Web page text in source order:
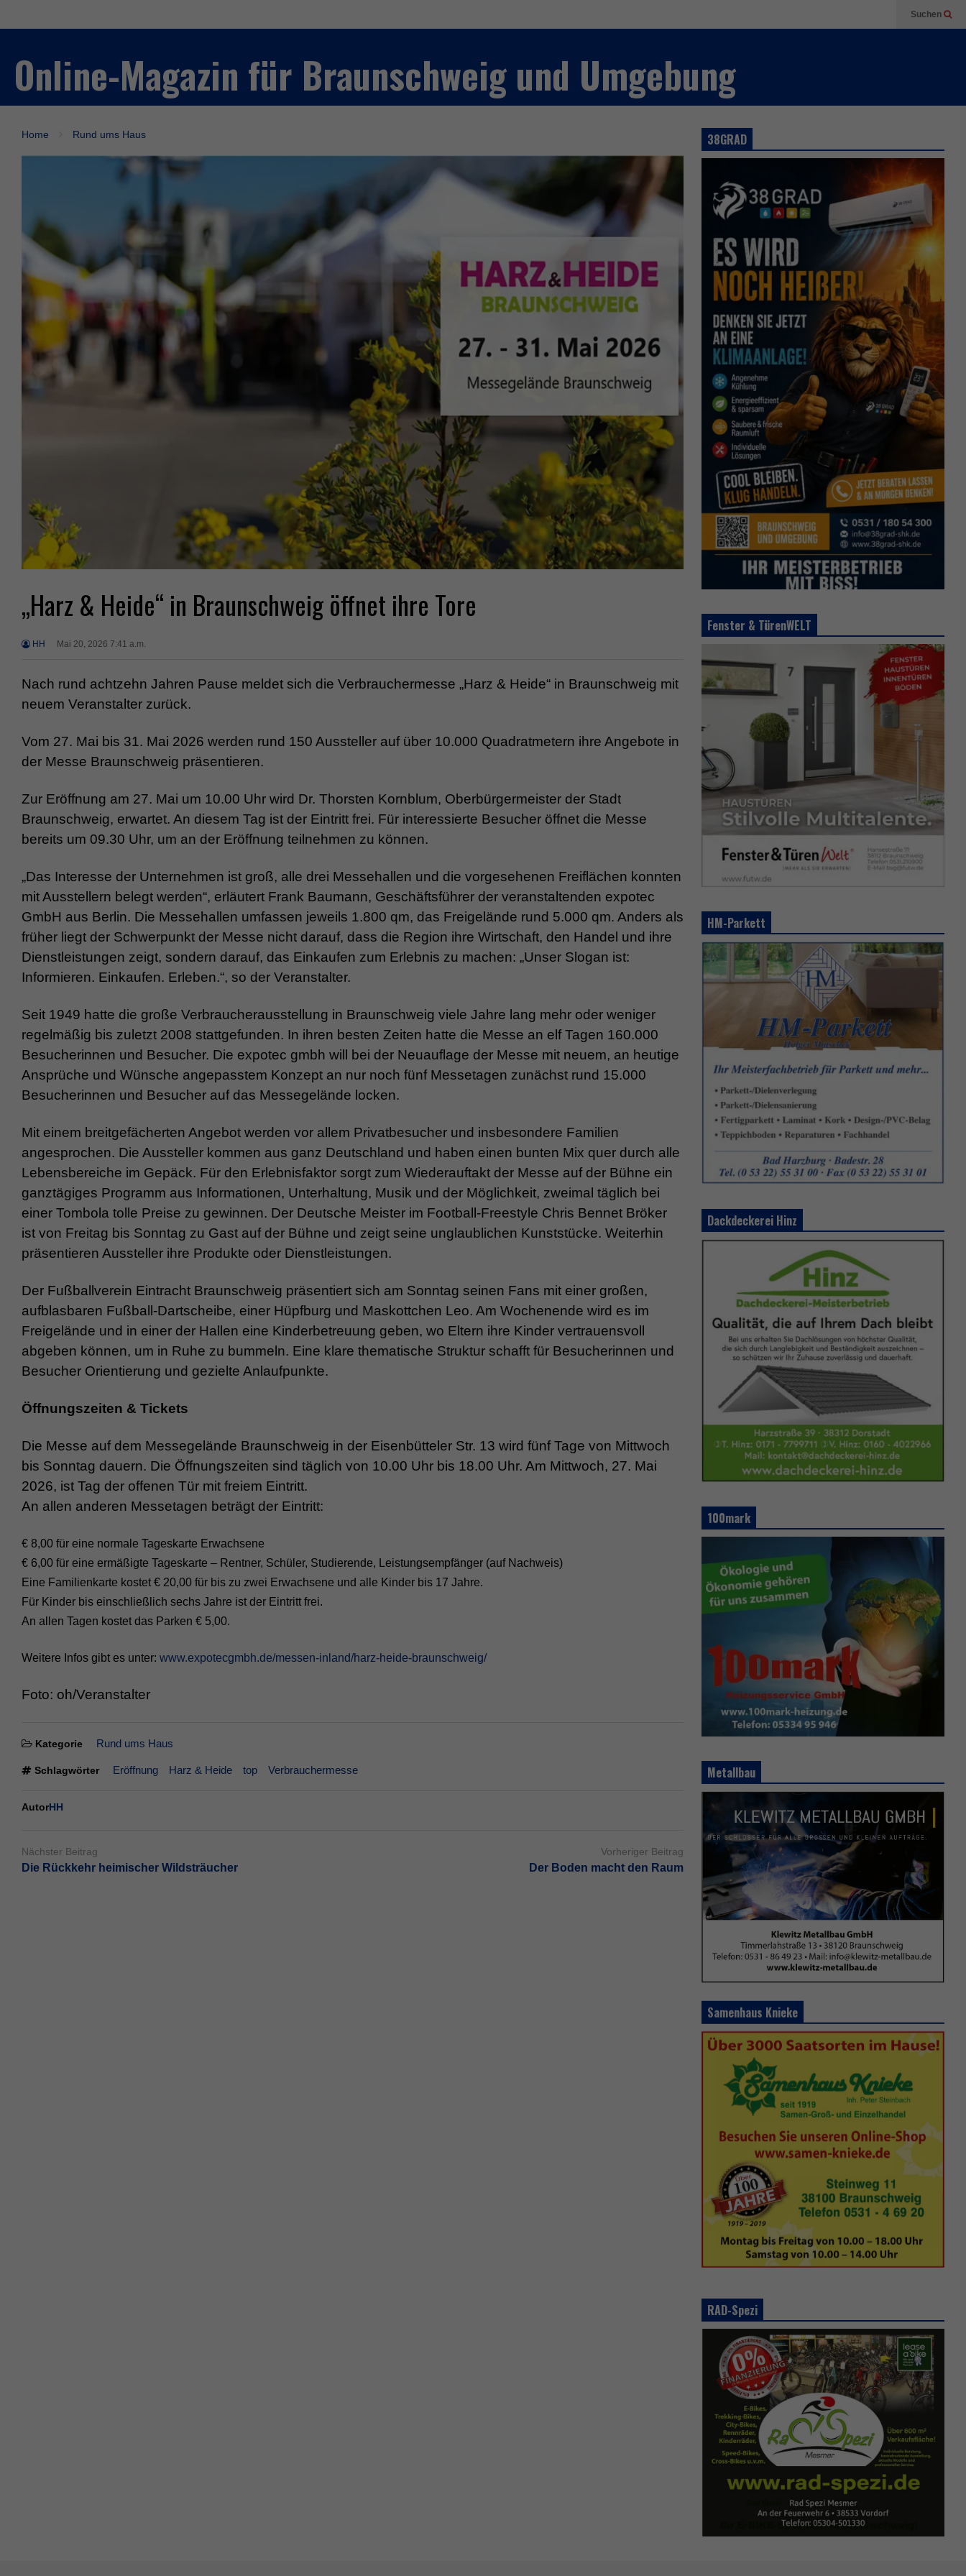
Suchen
Online-Magazin für Braunschweig und Umgebung
Home Rund ums Haus
„Harz & Heide“ in Braunschweig öffnet ihre Tore
HH Mai 20, 2026 7:41 a.m.
Nach rund achtzehn Jahren Pause meldet sich die Verbrauchermesse „Harz & Heide“ in Braunschweig mit
neuem Veranstalter zurück.
Vom 27. Mai bis 31. Mai 2026 werden rund 150 Aussteller auf über 10.000 Quadratmetern ihre Angebote in
der Messe Braunschweig präsentieren.
Zur Eröffnung am 27. Mai um 10.00 Uhr wird Dr. Thorsten Kornblum, Oberbürgermeister der Stadt
Braunschweig, erwartet. An diesem Tag ist der Eintritt frei. Für interessierte Besucher öffnet die Messe
bereits um 09.30 Uhr, um an der Eröffnung teilnehmen zu können.
„Das Interesse der Unternehmen ist groß, alle drei Messehallen und die vorgesehenen Freiflächen konnten
mit Ausstellern belegt werden“, erläutert Frank Baumann, Geschäftsführer der veranstaltenden expotec
GmbH aus Berlin. Die Messehallen umfassen jeweils 1.800 qm, das Freigelände rund 5.000 qm. Anders als
früher liegt der Schwerpunkt der Messe nicht darauf, dass die Region ihre Wirtschaft, den Handel und ihre
Dienstleistungen zeigt, sondern darauf, das Einkaufen zum Erlebnis zu machen: „Unser Slogan ist:
Informieren. Einkaufen. Erleben.“, so der Veranstalter.
Seit 1949 hatte die große Verbraucherausstellung in Braunschweig viele Jahre lang mehr oder weniger
regelmäßig bis zuletzt 2008 stattgefunden. In ihren besten Zeiten hatte die Messe an elf Tagen 160.000
Besucherinnen und Besucher. Die expotec gmbh will bei der Neuauflage der Messe mit neuem, an heutige
Ansprüche und Wünsche angepasstem Konzept an nur noch fünf Messetagen zunächst rund 15.000
Besucherinnen und Besucher auf das Messegelände locken.
Mit einem breitgefächerten Angebot werden vor allem Privatbesucher und insbesondere Familien
angesprochen. Die Aussteller kommen aus ganz Deutschland und haben einen bunten Mix quer durch alle
Lebensbereiche im Gepäck. Für den Erlebnisfaktor sorgt zum Wiederauftakt der Messe auf der Bühne ein
ganztägiges Programm aus Informationen, Unterhaltung, Musik und der Möglichkeit, zweimal täglich bei
einer Tombola tolle Preise zu gewinnen. Der Deutsche Meister im Football-Freestyle Chris Bennet Bröker
ist von Freitag bis Sonntag zu Gast auf der Bühne und zeigt seine unglaublichen Kunststücke. Weiterhin
präsentieren Aussteller ihre Produkte oder Dienstleistungen.
Der Fußballverein Eintracht Braunschweig präsentiert sich am Sonntag seinen Fans mit einer großen,
aufblasbaren Fußball-Dartscheibe, einer Hüpfburg und Maskottchen Leo. Am Wochenende wird es im
Freigelände und in einer der Hallen eine Kinderbetreuung geben, wo Eltern ihre Kinder vertrauensvoll
abgeben können, um in Ruhe zu bummeln. Eine klare thematische Struktur schafft für Besucherinnen und
Besucher Orientierung und gezielte Anlaufpunkte.
Öffnungszeiten & Tickets
Die Messe auf dem Messegelände Braunschweig in der Eisenbütteler Str. 13 wird fünf Tage von Mittwoch
bis Sonntag dauern. Die Öffnungszeiten sind täglich von 10.00 Uhr bis 18.00 Uhr. Am Mittwoch, 27. Mai
2026, ist Tag der offenen Tür mit freiem Eintritt.
An allen anderen Messetagen beträgt der Eintritt:
€ 8,00 für eine normale Tageskarte Erwachsene
€ 6,00 für eine ermäßigte Tageskarte – Rentner, Schüler, Studierende, Leistungsempfänger (auf Nachweis)
Eine Familienkarte kostet € 20,00 für bis zu zwei Erwachsene und alle Kinder bis 17 Jahre.
Für Kinder bis einschließlich sechs Jahre ist der Eintritt frei.
An allen Tagen kostet das Parken € 5,00.
Weitere Infos gibt es unter: www.expotecgmbh.de/messen-inland/harz-heide-braunschweig/
Foto: oh/Veranstalter
Kategorie Rund ums Haus
Schlagwörter Eröffnung Harz & Heide top Verbrauchermesse
Autor HH
Nächster Beitrag
Die Rückkehr heimischer Wildsträucher
Vorheriger Beitrag
Der Boden macht den Raum
38GRAD
Fenster & TürenWELT
HM-Parkett
Dackdeckerei Hinz
100mark
Metallbau
Samenhaus Knieke
RAD-Spezi